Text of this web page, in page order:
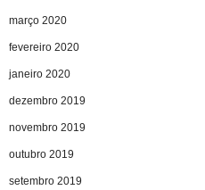
março 2020
fevereiro 2020
janeiro 2020
dezembro 2019
novembro 2019
outubro 2019
setembro 2019